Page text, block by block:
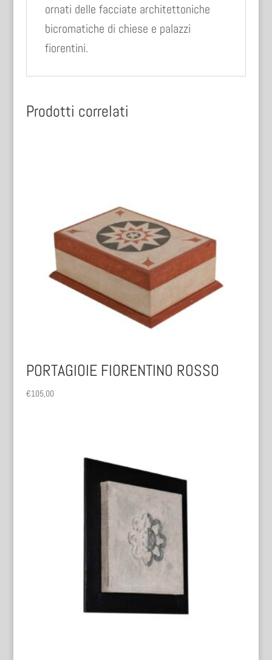
ornati delle facciate architettoniche
bicromatiche di chiese e palazzi
fiorentini.
Prodotti correlati
PORTAGIOIE FIORENTINO ROSSO
€105,00